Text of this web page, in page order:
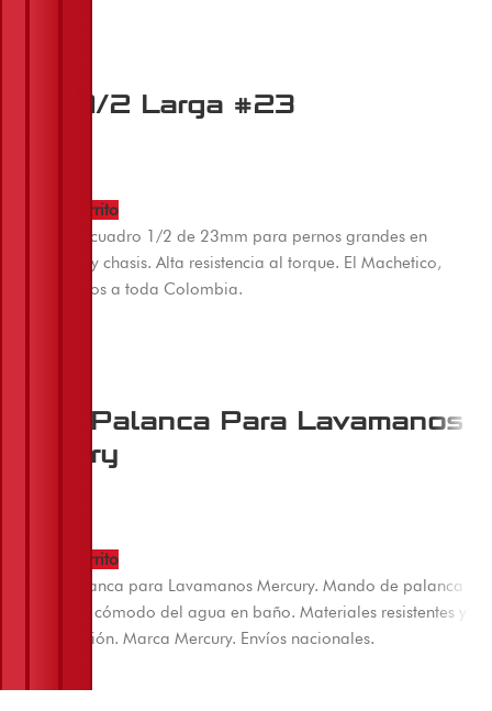
Copa 1/2 Larga #23
Añadir al carrito
Copa larga cuadro 1/2 de 23mm para pernos grandes en
ruedas, ejes y chasis. Alta resistencia al torque. El Machetico,
Cúcuta, envíos a toda Colombia.
Llave Palanca Para Lavamanos
Mercury
Añadir al carrito
Llave de Palanca para Lavamanos Mercury. Mando de palanca
para control cómodo del agua en baño. Materiales resistentes y
fácil instalación. Marca Mercury. Envíos nacionales.